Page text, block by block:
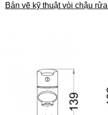
Bản vẽ kỹ thuật vòi chậu